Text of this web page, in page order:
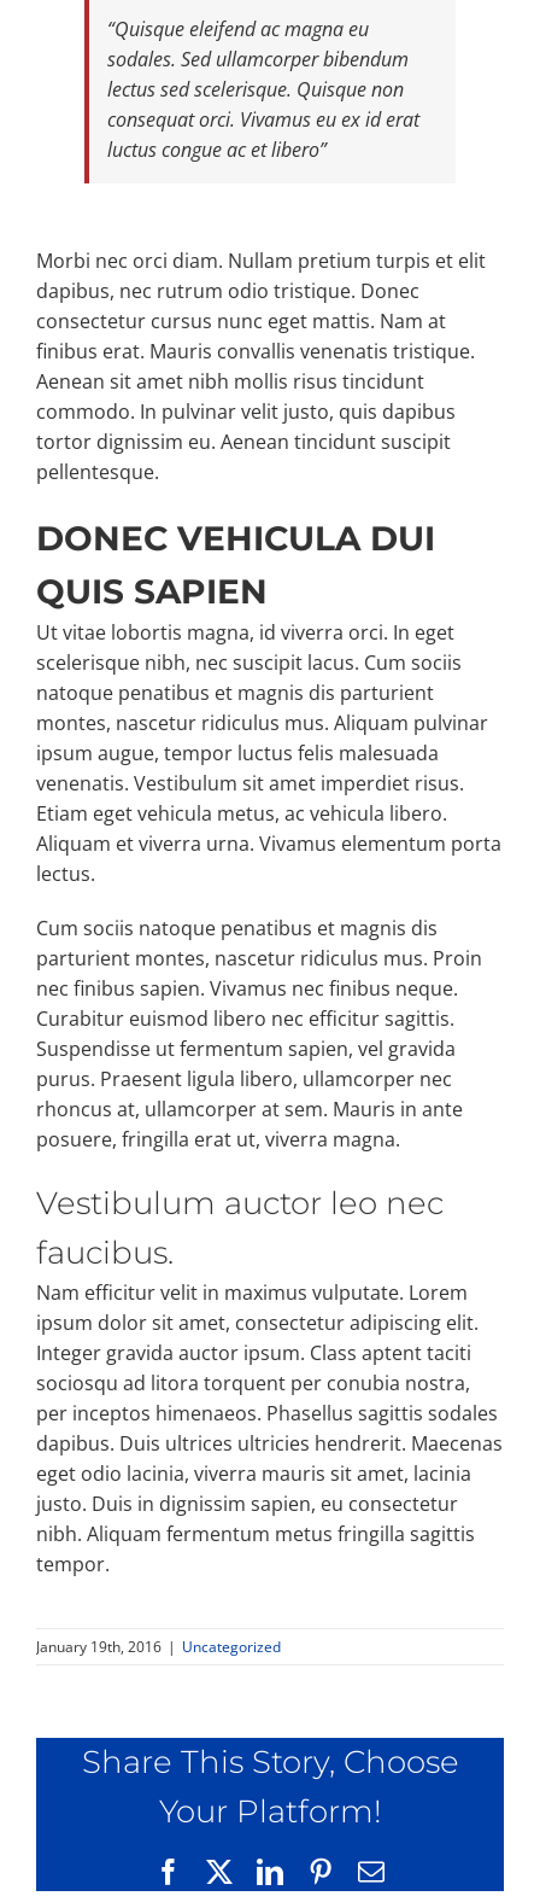
“Quisque eleifend ac magna eu
sodales. Sed ullamcorper bibendum
lectus sed scelerisque. Quisque non
consequat orci. Vivamus eu ex id erat
luctus congue ac et libero”
Morbi nec orci diam. Nullam pretium turpis et elit
dapibus, nec rutrum odio tristique. Donec
consectetur cursus nunc eget mattis. Nam at
finibus erat. Mauris convallis venenatis tristique.
Aenean sit amet nibh mollis risus tincidunt
commodo. In pulvinar velit justo, quis dapibus
tortor dignissim eu. Aenean tincidunt suscipit
pellentesque.
DONEC VEHICULA DUI
QUIS SAPIEN
Ut vitae lobortis magna, id viverra orci. In eget
scelerisque nibh, nec suscipit lacus. Cum sociis
natoque penatibus et magnis dis parturient
montes, nascetur ridiculus mus. Aliquam pulvinar
ipsum augue, tempor luctus felis malesuada
venenatis. Vestibulum sit amet imperdiet risus.
Etiam eget vehicula metus, ac vehicula libero.
Aliquam et viverra urna. Vivamus elementum porta
lectus.
Cum sociis natoque penatibus et magnis dis
parturient montes, nascetur ridiculus mus. Proin
nec finibus sapien. Vivamus nec finibus neque.
Curabitur euismod libero nec efficitur sagittis.
Suspendisse ut fermentum sapien, vel gravida
purus. Praesent ligula libero, ullamcorper nec
rhoncus at, ullamcorper at sem. Mauris in ante
posuere, fringilla erat ut, viverra magna.
Vestibulum auctor leo nec
faucibus.
Nam efficitur velit in maximus vulputate. Lorem
ipsum dolor sit amet, consectetur adipiscing elit.
Integer gravida auctor ipsum. Class aptent taciti
sociosqu ad litora torquent per conubia nostra,
per inceptos himenaeos. Phasellus sagittis sodales
dapibus. Duis ultrices ultricies hendrerit. Maecenas
eget odio lacinia, viverra mauris sit amet, lacinia
justo. Duis in dignissim sapien, eu consectetur
nibh. Aliquam fermentum metus fringilla sagittis
tempor.
January 19th, 2016 | Uncategorized
Share This Story, Choose
Your Platform!
FacebookLinkedInPinterest
Email